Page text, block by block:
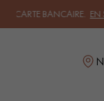
BANCAIRE.EN